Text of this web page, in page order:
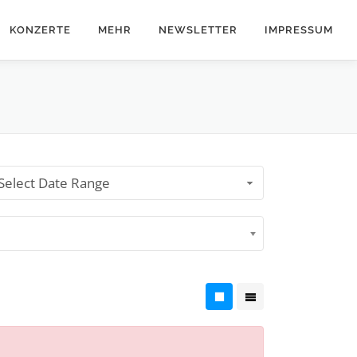
KONZERTE MEHR NEWSLETTER IMPRESSUM
Date Range